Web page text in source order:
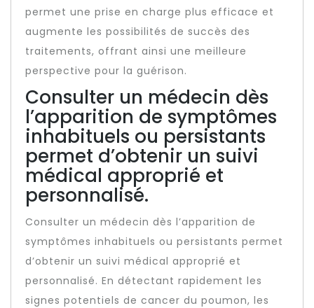
permet une prise en charge plus efficace et
augmente les possibilités de succès des
traitements, offrant ainsi une meilleure
perspective pour la guérison.
Consulter un médecin dès
l’apparition de symptômes
inhabituels ou persistants
permet d’obtenir un suivi
médical approprié et
personnalisé.
Consulter un médecin dès l’apparition de
symptômes inhabituels ou persistants permet
d’obtenir un suivi médical approprié et
personnalisé. En détectant rapidement les
signes potentiels de cancer du poumon, les